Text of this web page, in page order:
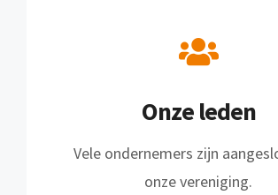
Onze leden
Vele ondernemers zijn
onze vereniging.